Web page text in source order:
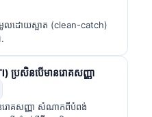
លដោយស្អាត (clean-catch)
ប្រសិនបើមានរោគសញ្ញា
នរោគសញ្ញា សំណាកពីបំពង់